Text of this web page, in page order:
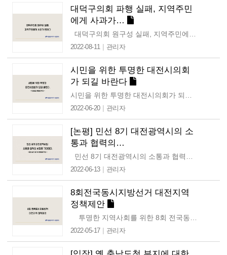
대덕구의회 파행 실패, 지역주민
에게 사과가…
2022-08-11 | 관리자
시민을 위한 투명한 대전시의회
가 되길 바란다
2022-06-20| 관리자
[논평] 민선 8기 대전광역시의 소
통과 협력의…
2022-06-13| 관리자
8회전국동시지방선거 대전지역
정책제안
2022-05-17| 관리자